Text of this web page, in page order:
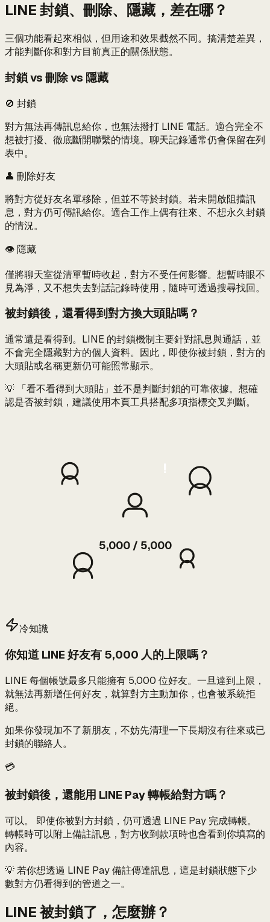
LINE 封鎖、刪除、隱藏，差在哪？
三個功能看起來相似，但用途和效果截然不同。搞清楚差異，
才能判斷你和對方目前真正的關係狀態。
封鎖 vs 刪除 vs 隱藏
🚫 封鎖
對方無法再傳訊息給你，也無法撥打 LINE 電話。適合完全不
想被打擾、徹底斷開聯繫的情境。聊天記錄通常仍會保留在列
表中。
👤 刪除好友
將對方從好友名單移除，但並不等於封鎖。若未開啟阻擋訊
息，對方仍可傳訊給你。適合工作上偶有往來、不想永久封鎖
的情況。
👁️ 隱藏
僅將聊天室從清單暫時收起，對方不受任何影響。想暫時眼不
見為淨，又不想失去對話記錄時使用，隨時可透過搜尋找回。
被封鎖後，還看得到對方換大頭貼嗎？
通常還是看得到。LINE 的封鎖機制主要針對訊息與通話，並
不會完全隱藏對方的個人資料。因此，即使你被封鎖，對方的
大頭貼或名稱更新仍可能照常顯示。
💡 「看不看得到大頭貼」並不是判斷封鎖的可靠依據。想確
認是否被封鎖，建議使用本頁工具搭配多項指標交叉判斷。
5,000 / 5,000
冷知識
你知道 LINE 好友有 5,000 人的上限嗎？
LINE 每個帳號最多只能擁有 5,000 位好友。一旦達到上限，
就無法再新增任何好友，就算對方主動加你，也會被系統拒
絕。
如果你發現加不了新朋友，不妨先清理一下長期沒有往來或已
封鎖的聯絡人。
💳
被封鎖後，還能用 LINE Pay 轉帳給對方嗎？
可以。
即使你被對方封鎖，仍可透過 LINE Pay 完成轉帳。
轉帳時可以附上備註訊息，對方收到款項時也會看到你填寫的
內容。
💡 若你想透過 LINE Pay 備註傳達訊息，這是封鎖狀態下少
數對方仍看得到的管道之一。
LINE 被封鎖了，怎麼辦？